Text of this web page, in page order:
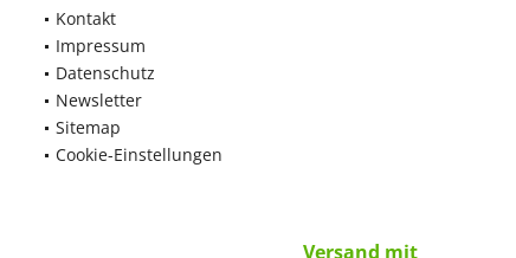
Kontakt
Impressum
Datenschutz
Newsletter
Sitemap
Cookie-Einstellungen
Versand mit